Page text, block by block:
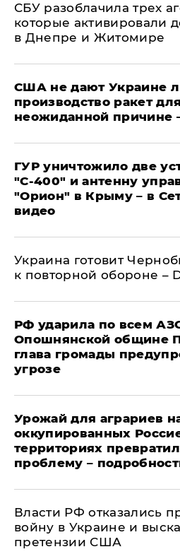
СБУ разоблачила трех
которые активировали
в Днепре и Житомире
США не дают Украине
производство ракет
неожиданной причине
ГУР уничтожило две
"С‑400" и антенну
"Орион" в Крыму – в
видео
Украина готовит
к повторной обороне –
РФ ударила по всем
Опошнянской общине
глава громады
угрозе
Урожай для аграриев
оккупированных
территориях
проблему –
Власти РФ отказались
войну в Украине и
претензии США